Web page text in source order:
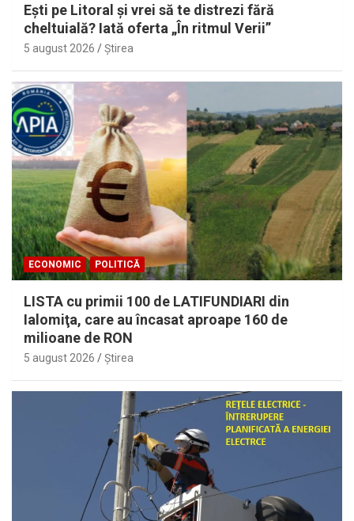
Eşti pe Litoral şi vrei să te distrezi fără
cheltuială? Iată oferta „În ritmul Verii”
5 august 2026 Ştirea
ECONOMIC POLITICĂ
LISTA cu primii 100 de LATIFUNDIARI din
Ialomiţa, care au încasat aproape 160 de
milioane de RON
5 august 2026 Ştirea